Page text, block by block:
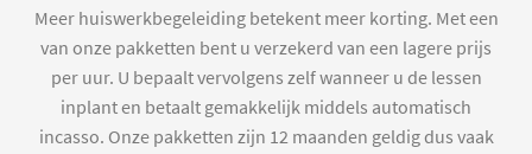
Meer huiswerkbegeleiding betekent meer korting. Met een
van onze pakketten bent u verzekerd van een lagere prijs
per uur. U bepaalt vervolgens zelf wanneer u de lessen
inplant en betaalt gemakkelijk middels automatisch
incasso. Onze pakketten zijn 12 maanden geldig dus vaak